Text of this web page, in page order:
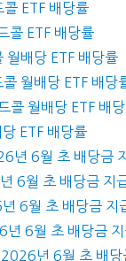
ETF 배당률
콜 ETF 배당률
배당 ETF 배당률
월배당 ETF 배당
콜 월배당 ETF 배
ETF 배당률
년 6월 초 배당금
6월 초 배당금 지
6월 초 배당금 지
년 6월 초 배당금
년 6월 초 배당